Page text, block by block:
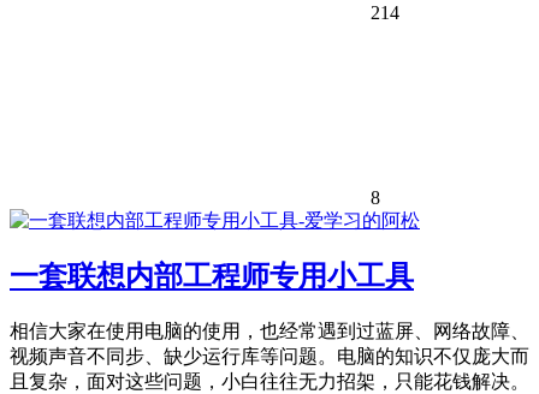
214
8
一套联想内部工程师专用小工具
相信大家在使用电脑的使用，也经常遇到过蓝屏、网络故障、
视频声音不同步、缺少运行库等问题。电脑的知识不仅庞大而
且复杂，面对这些问题，小白往往无力招架，只能花钱解决。